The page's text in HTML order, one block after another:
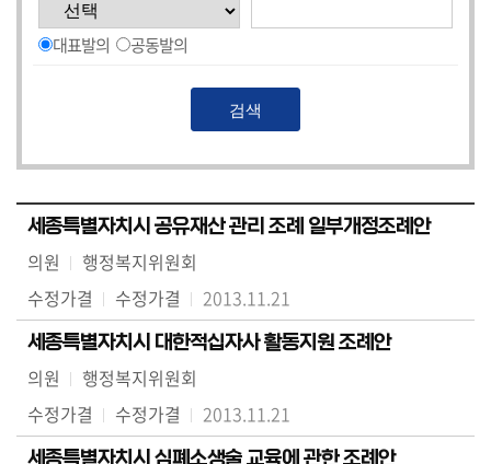
대표발의 공동발의
세종특별자치시 공유재산 관리 조례 일부개정조례안
의원
행정복지위원회
수정가결
수정가결 2013.11.21
세종특별자치시 대한적십자사 활동지원 조례안
의원
행정복지위원회
수정가결
수정가결 2013.11.21
세종특별자치시 심폐소생술 교육에 관한 조례안